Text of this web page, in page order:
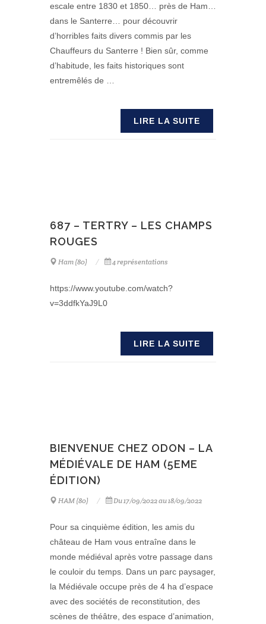
escale entre 1830 et 1850… près de Ham…
dans le Santerre… pour découvrir
d’horribles faits divers commis par les
Chauffeurs du Santerre ! Bien sûr, comme
d’habitude, les faits historiques sont
entremêlés de …
LIRE LA SUITE
687 – TERTRY – LES CHAMPS
ROUGES
Ham (80) 4 représentations
https://www.youtube.com/watch?
v=3ddfkYaJ9L0
LIRE LA SUITE
BIENVENUE CHEZ ODON – LA
MÉDIÉVALE DE HAM (5EME
ÉDITION)
HAM (80) Du 17/09/2022 au 18/09/2022
Pour sa cinquième édition, les amis du
château de Ham vous entraîne dans le
monde médiéval après votre passage dans
le couloir du temps. Dans un parc paysager,
la Médiévale occupe près de 4 ha d’espace
avec des sociétés de reconstitution, des
scènes de théâtre, des espace d’animation,